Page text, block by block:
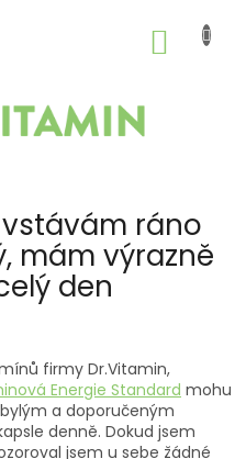
ráno
mám výrazně
den
firmy Dr.Vitamin,
Energie Standard mohu
a doporučeným
denně. Dokud jsem
jsem u sebe žádné